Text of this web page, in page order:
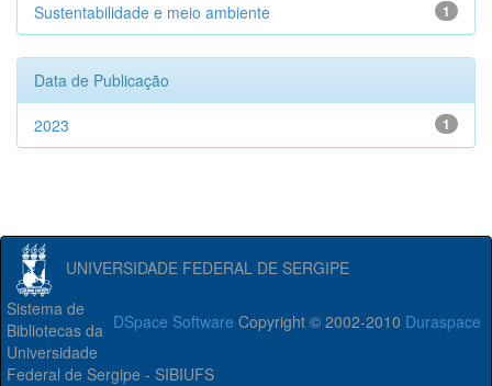
1
Sustentabilidade e meio ambiente
Data de Publicação
1
2023
UNIVERSIDADE FEDERAL DE SERGIPE
DSpace Software Copyright © 2002-2010 Duraspace
Sistema de
Bibliotecas da
Universidade
Federal de Sergipe - SIBIUFS